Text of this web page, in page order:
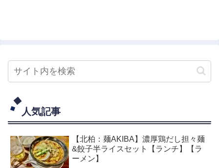
人気記事
【北柏：麺AKIBA】濃厚鶏だし担々麺
&餃子半ライスセット【ランチ】【ラ
ーメン】